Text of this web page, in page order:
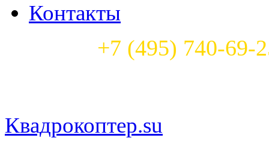
Контакты
+7 (495) 740-69-
Квадрокоптер.su